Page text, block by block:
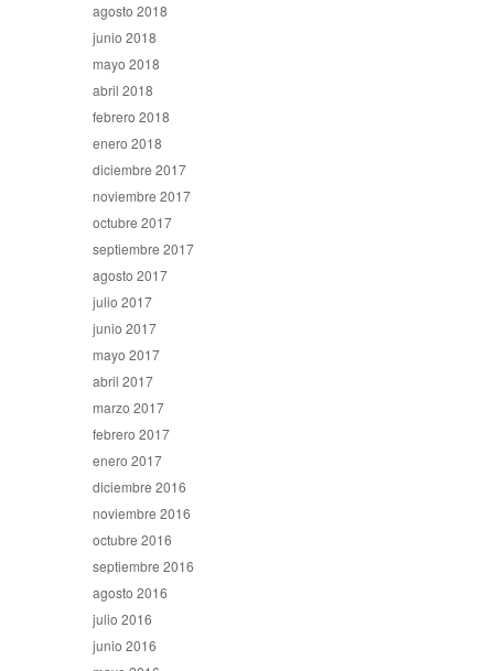
agosto 2018
junio 2018
mayo 2018
abril 2018
febrero 2018
enero 2018
diciembre 2017
noviembre 2017
octubre 2017
septiembre 2017
agosto 2017
julio 2017
junio 2017
mayo 2017
abril 2017
marzo 2017
febrero 2017
enero 2017
diciembre 2016
noviembre 2016
octubre 2016
septiembre 2016
agosto 2016
julio 2016
junio 2016